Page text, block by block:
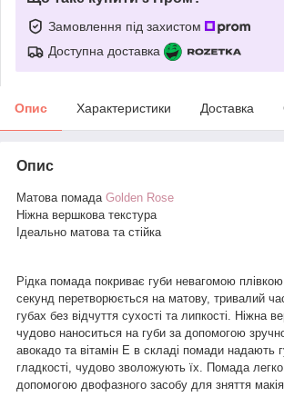
Замовлення під захистом
Доступна доставка
Опис Характеристики Доставка
Опис
Матова помада Golden Rose
Ніжна вершкова текстура
Ідеально матова та стійка
Рідка помада покриває губи невагомою
секунд перетворюється на матову, тривалий
губах без відчуття сухості та липкості. Ніжна
чудово наноситься на губи за допомогою
авокадо та вітамін Е в складі помади надають
гладкості, чудово зволожують їх. Помада
допомогою двофазного засобу для зняття